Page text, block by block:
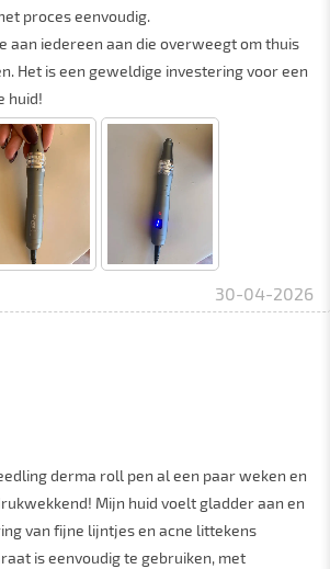
proces eenvoudig.
aan iedereen aan die overweegt om thuis
Het is een geweldige investering voor een
huid!
30-04-2026
derma roll pen al een paar weken en
Mijn huid voelt gladder aan en
van fijne lijntjes en acne littekens
is eenvoudig te gebruiken, met